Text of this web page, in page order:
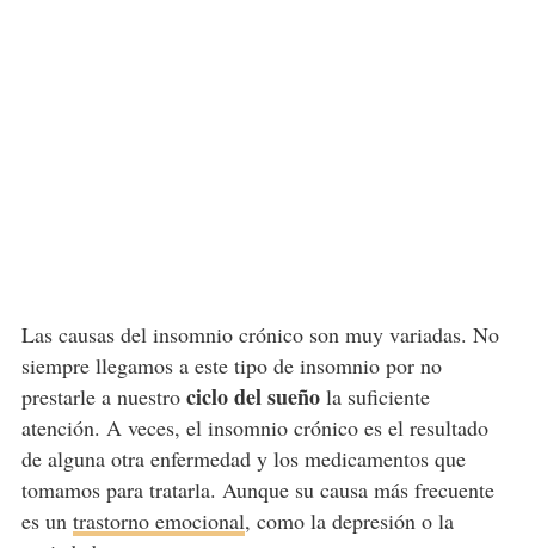
Las causas del insomnio crónico son muy variadas. No
siempre llegamos a este tipo de insomnio por no
prestarle a nuestro ciclo del sueñola suficiente
atención. A veces, el insomnio crónico es el resultado
de alguna otra enfermedad y los medicamentos que
tomamos para tratarla. Aunque su causa más frecuente
es un trastorno emocional, como la depresión o la